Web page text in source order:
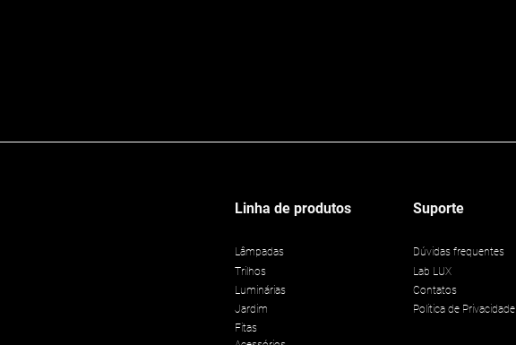
Linha de produtos
Lâmpadas
Trilhos
Luminárias
Jardim
Fitas
Suporte
Dúvidas frequentes
Lab LUX
Contatos
Politica de Privacidade